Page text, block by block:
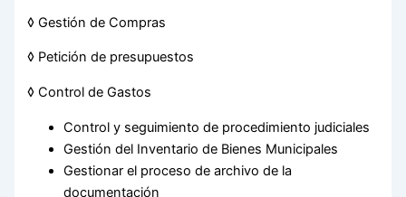
◊ Gestión de Compras
◊ Petición de presupuestos
◊ Control de Gastos
Control y seguimiento de procedimiento judiciales
Gestión del Inventario de Bienes Municipales
Gestionar el proceso de archivo de la
documentación